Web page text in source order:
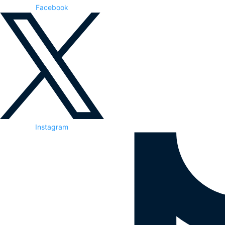
Facebook
Instagram